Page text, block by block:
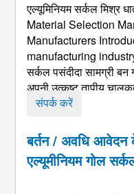
एल्यूमिनियम सर्कल मिश्र
Material Selection
Manufacturers
manufacturing
सर्कल पसंदीदा सामग्री
अपनी उत्कृष्ट तापीय
फॉर्मेबिलिटी. हालाँकि,
संपर्क करें
बर्तन / अवधि आवेदन
एल्यूमीनियम गोल